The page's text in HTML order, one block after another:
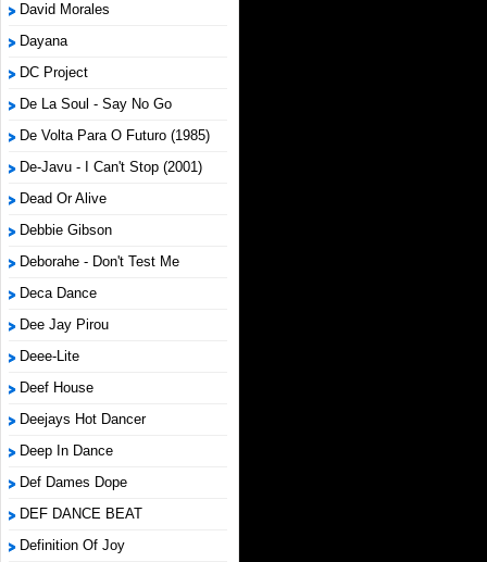
David Morales
Dayana
DC Project
De La Soul - Say No Go
De Volta Para O Futuro (1985)
De-Javu - I Can't Stop (2001)
Dead Or Alive
Debbie Gibson
Deborahe - Don't Test Me
Deca Dance
Dee Jay Pirou
Deee-Lite
Deef House
Deejays Hot Dancer
Deep In Dance
Def Dames Dope
DEF DANCE BEAT
Definition Of Joy